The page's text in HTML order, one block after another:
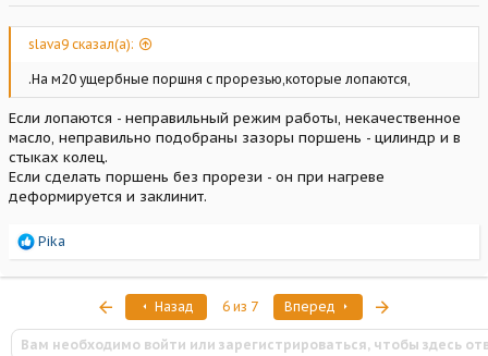
slava9 сказал(а):
.На м20 ущербные поршня с прорезью,которые лопаются,
Если лопаются - неправильный режим работы, некачественное
масло, неправильно подобраны зазоры поршень - цилиндр и в
стыках колец.
Если сделать поршень без прорези - он при нагреве
деформируется и заклинит.
Р
а
и
и
Pika
ПервыйНазад 6 из 7 Вперед
Вам необходимо войти или зарегистрироваться, чтобы здесь